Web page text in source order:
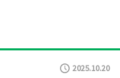
2025.10.20